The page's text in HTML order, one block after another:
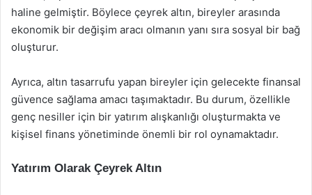
haline gelmiştir. Böylece çeyrek altın, bireyler arasında
ekonomik bir değişim aracı olmanın yanı sıra sosyal bir bağ
oluşturur.
Ayrıca, altın tasarrufu yapan bireyler için gelecekte finansal
güvence sağlama amacı taşımaktadır. Bu durum, özellikle
genç nesiller için bir yatırım alışkanlığı oluşturmakta ve
kişisel finans yönetiminde önemli bir rol oynamaktadır.
Yatırım Olarak Çeyrek Altın